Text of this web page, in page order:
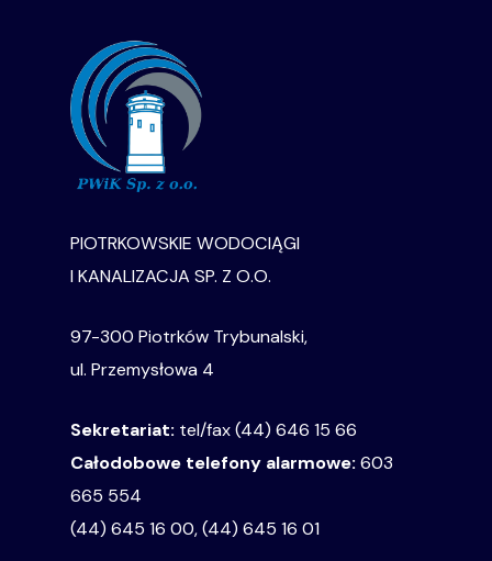
PIOTRKOWSKIE WODOCIĄGI
I KANALIZACJA SP. Z O.O.
97-300 Piotrków Trybunalski,
ul. Przemysłowa 4
Sekretariat: tel/fax (44) 646 15 66
Całodobowe telefony alarmowe: 603
665 554
(44) 645 16 00, (44) 645 16 01